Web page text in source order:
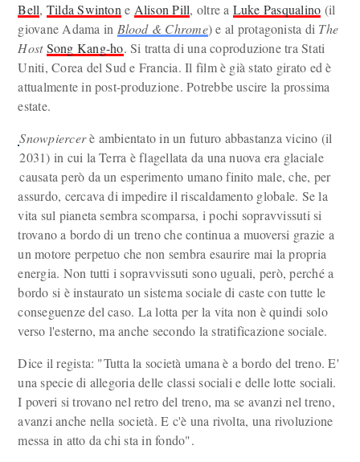
Bell, Tilda Swinton e Alison Pill, oltre a Luke Pasqualino (il
giovane Adama in Blood & Chrome) e al protagonista di The
Host Song Kang-ho. Si tratta di una coproduzione tra Stati
Uniti, Corea del Sud e Francia. Il film è già stato girato ed è
attualmente in post-produzione. Potrebbe uscire la prossima
estate.
Snowpiercerè ambientato in un futuro abbastanza vicino (il
2031) in cui la Terra è flagellata da una nuova era glaciale
causata però da un esperimento umano finito male, che, per
assurdo, cercava di impedire il riscaldamento globale. Se la
vita sul pianeta sembra scomparsa, i pochi sopravvissuti si
trovano a bordo di un treno che continua a muoversi grazie a
un motore perpetuo che non sembra esaurire mai la propria
energia. Non tutti i sopravvissuti sono uguali, però, perché a
bordo si è instaurato un sistema sociale di caste con tutte le
conseguenze del caso. La lotta per la vita non è quindi solo
verso l'esterno, ma anche secondo la stratificazione sociale.
Dice il regista: "Tutta la società umana è a bordo del treno. E'
una specie di allegoria delle classi sociali e delle lotte sociali.
I poveri si trovano nel retro del treno, ma se avanzi nel treno,
avanzi anche nella società. E c'è una rivolta, una rivoluzione
messa in atto da chi sta in fondo".